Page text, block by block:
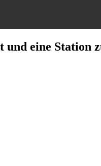
und eine Station